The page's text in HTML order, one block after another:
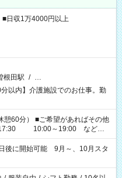
収1万4000円以上
根田駅 / …
分以内】介護施設でのお仕事。勤
があればその他
17:30 10:00～19:00 など
「できれば残業はしたくない」
仕事をご紹介します！ ※Wワ
で希望する勤務時間と、もう1つ
40時間を超える場合は応募でき
後に開始可能 9月～、10月スタ